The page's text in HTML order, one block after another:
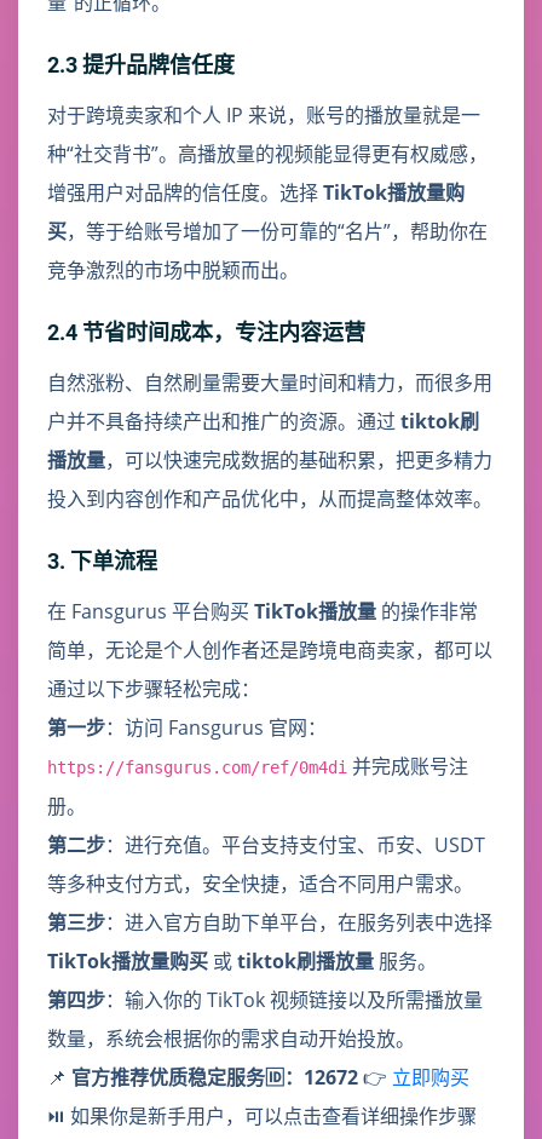
2.3 提升品牌信任度
对于跨境卖家和个人 IP 来说，账号的播放量就是一
种“社交背书”。高播放量的视频能显得更有权威感，
增强用户对品牌的信任度。选择TikTok播放量购
买，等于给账号增加了一份可靠的“名片”，帮助你在
竞争激烈的市场中脱颖而出。
2.4 节省时间成本，专注内容运营
自然涨粉、自然刷量需要大量时间和精力，而很多用
户并不具备持续产出和推广的资源。通过 tiktok刷
播放量，可以快速完成数据的基础积累，把更多精力
投入到内容创作和产品优化中，从而提高整体效率。
3. 下单流程
在 Fansgurus 平台购买 TikTok播放量 的操作非常
简单，无论是个人创作者还是跨境电商卖家，都可以
通过以下步骤轻松完成：
第一步：访问 Fansgurus 官网：
https://fansgurus.com/ref/0m4di 并完成账号注
册。
第二步：进行充值。平台支持支付宝、币安、USDT
等多种支付方式，安全快捷，适合不同用户需求。
第三步：进入官方自助下单平台，在服务列表中选择
TikTok播放量购买 或tiktok刷播放量 服务。
第四步：输入你的 TikTok 视频链接以及所需播放量
数量，系统会根据你的需求自动开始投放。
📌 官方推荐优质稳定服务🆔：12672👉 立即购买
⏯ 如果你是新手用户，可以点击查看详细操作步骤